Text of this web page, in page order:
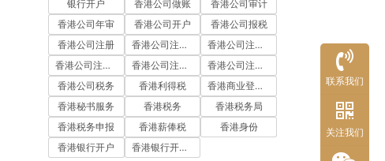
银行开户
香港公司做账
香港公司审计
香港公司年审
香港公司开户
香港公司报税
香港公司注册
香港公司注册代办
香港公司注册处
香港公司注册流程
香港公司注册费用
香港公司注册资料
香港公司税务
香港利得税
香港商业登记证
香港秘书服务
香港税务
香港税务局
香港税务申报
香港薪俸税
香港身份
香港银行开户
香港银行开户流程
联系我们
关注我们